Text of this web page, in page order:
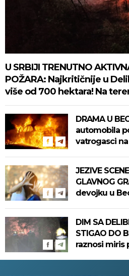
U SRBIJI TRENUTNO
POŽARA: Najkritičnije u
više od 700 hektara! Na
DRAMA U
automobila
vatrogasci
JEZIVE
GLAVNOG
devojku u
DIM SA
STIGAO DO
raznosi miris